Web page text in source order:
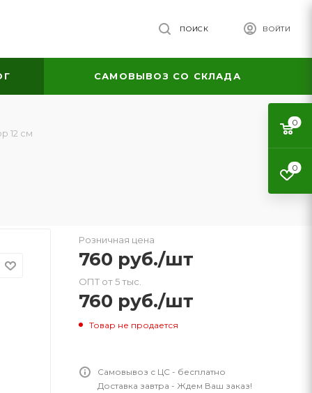
ВОЙТИ
ПОИСК
САМОВЫВОЗ СО СКЛАДА
12 см
Розничная цена
760 руб./шт
ОПТ от 5 тыс.
760 руб./шт
Товар не продается
Самовывоз с ЦС - бесплатно
Доставка завтра - Ждем Ваш заказ!
0
0